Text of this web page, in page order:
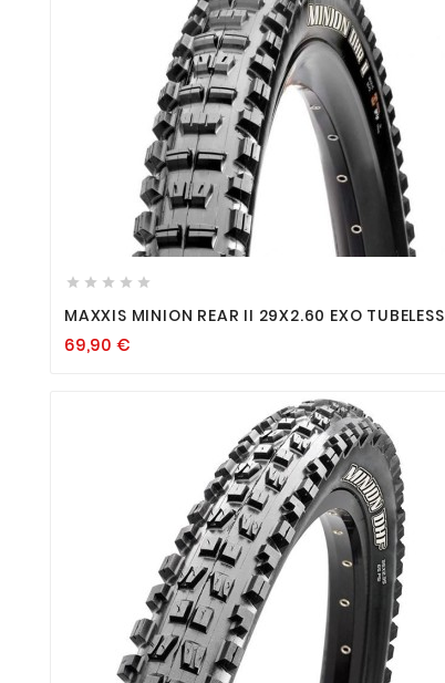
  
    
MAXXIS MINION REAR II 29X2.60 EXO TUBELESS
69,90 €